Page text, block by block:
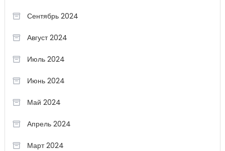
Сентябрь 2024
Август 2024
Июль 2024
Июнь 2024
Май 2024
Апрель 2024
Март 2024